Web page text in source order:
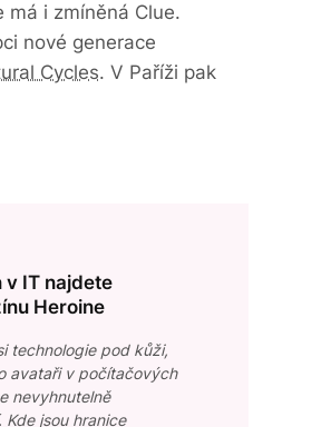
i zmíněná Clue.
nové generace
Cycles. V Paříži pak
v IT najdete
Heroine
technologie pod kůži,
avataři v počítačových
nevyhnutelně
Kde jsou hranice